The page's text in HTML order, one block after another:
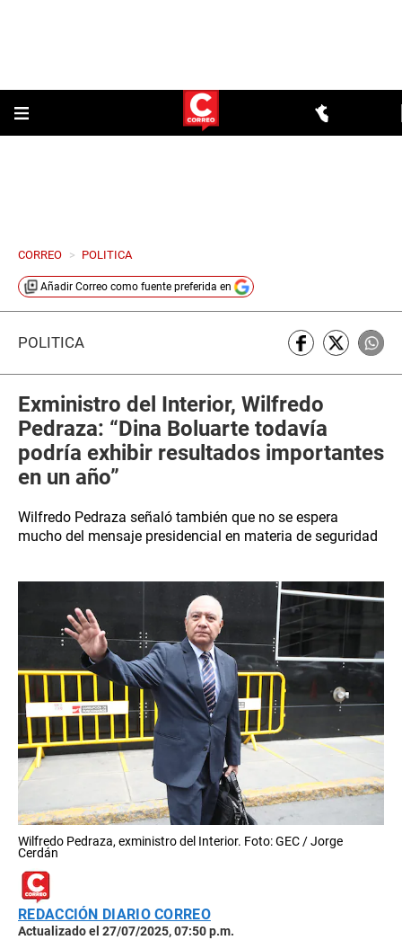
CORREO > POLITICA
Añadir Correo como fuente preferida en
POLÍTICA
Exministro del Interior, Wilfredo
Pedraza: “Dina Boluarte todavía
podría exhibir resultados importantes
en un año”
Wilfredo Pedraza señaló también que no se espera
mucho del mensaje presidencial en materia de seguridad
Wilfredo Pedraza, exministro del Interior. Foto: GEC / Jorge
Cerdán
REDACCIÓN DIARIO CORREO
Actualizado el 27/07/2025, 07:50 p.m.